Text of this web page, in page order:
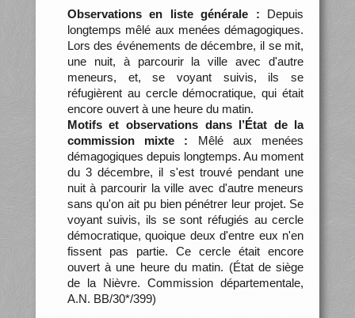
Observations en liste générale : Depuis
longtemps mêlé aux menées démagogiques.
Lors des événements de décembre, il se mit,
une nuit, à parcourir la ville avec d'autre
meneurs, et, se voyant suivis, ils se
réfugièrent au cercle démocratique, qui était
encore ouvert à une heure du matin.
Motifs et observations dans l’État de la
commission mixte : Mêlé aux menées
démagogiques depuis longtemps. Au moment
du 3 décembre, il s'est trouvé pendant une
nuit à parcourir la ville avec d'autre meneurs
sans qu'on ait pu bien pénétrer leur projet. Se
voyant suivis, ils se sont réfugiés au cercle
démocratique, quoique deux d'entre eux n'en
fissent pas partie. Ce cercle était encore
ouvert à une heure du matin. (État de siège
de la Nièvre. Commission départementale,
A.N. BB/30*/399)